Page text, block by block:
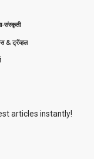
संस्कृती
& ट्रॅव्हल
articles instantly!